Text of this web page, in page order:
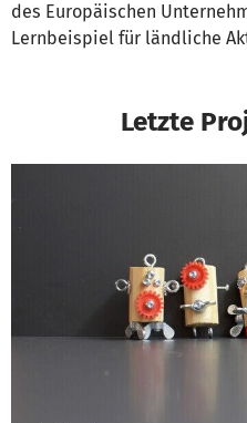
des Europäischen
Lernbeispiel für ländliche
Letzte